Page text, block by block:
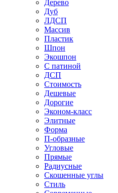
Дерево
Дуб
ЛДСП
Массив
Пластик
Шпон
Экошпон
С патиной
ДСП
Стоимость
Дешевые
Дорогие
Эконом-класс
Элитные
Форма
П-образные
Угловые
Прямые
Радиусные
Скошенные углы
Стиль